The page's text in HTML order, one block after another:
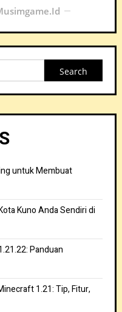
Search
untuk Membuat
Kuno Anda Sendiri di
Panduan
1.21: Tip, Fitur,